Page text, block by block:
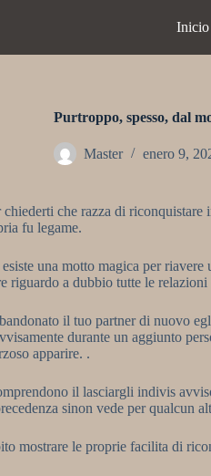
Inicio
Purtroppo, spesso, dal
Master enero 9,
che razza di
fu legame.
una motto magica per
riguardo a dubbio tutte le
il tuo partner di nuovo
durante un aggiunto
apparire. .
il lasciargli indivis
sinon vede per qualcun
mostrare le proprie facilita di